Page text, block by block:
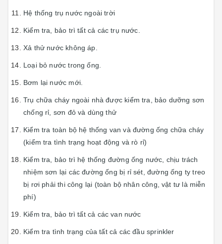
Hệ thống trụ nước ngoài trời
Kiểm tra, bảo trì tất cả các trụ nước.
Xả thử nước không áp.
Loại bỏ nước trong ống.
Bơm lại nước mới.
Trụ chữa cháy ngoài nhà được kiểm tra, bảo dưỡng sơn
chống rỉ, sơn đỏ và dùng thử
Kiểm tra toàn bộ hệ thống van và đường ống chữa cháy
(kiểm tra tình trạng hoạt động và rò rỉ)
Kiểm tra, bảo trì hệ thống đường ống nước, chịu trách
nhiệm sơn lại các đường ống bị rỉ sét, đường ống ty treo
bị rơi phải thi công lại (toàn bộ nhân công, vật tư là miễn
phí)
Kiểm tra, bảo trì tất cả các van nước
Kiểm tra tình trạng của tất cả các đầu sprinkler